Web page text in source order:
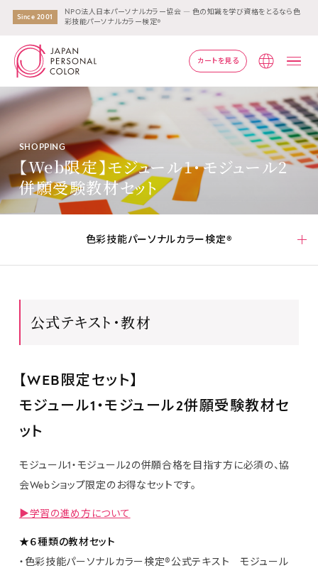
Since 2001
NPO法人日本パーソナルカラー協会 ― 色の知識を学び資格をとるなら色
彩技能パーソナルカラー検定®
カートを見る
SHOPPING
【Web限定】モジュール1・モジュール2
併願受験教材セット
色彩技能パーソナルカラー検定®
試験内容と公式教材
よくあるご質問
公式テキスト・教材
【WEB限定セット】
モジュール1・モジュール2併願受験教材セ
ット
モジュール1・モジュール2の併願合格を目指す方に必須の、協
会Webショップ限定のお得なセットです。
▶学習の進め方について
★６種類の教材セット
・色彩技能パーソナルカラー検定®公式テキスト モジュール